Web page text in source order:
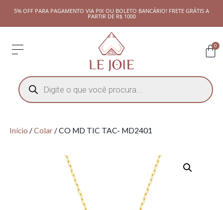
5% OFF PARA PAGAMENTO VIA PIX OU BOLETO BANCÁRIO! FRETE GRÁTIS A
PARTIR DE R$ 1000
0
Início /Colar/ CO MD TIC TAC- MD2401